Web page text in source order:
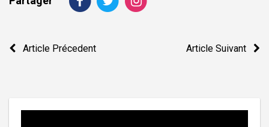
Navigation
Article Précedent Article Suivant